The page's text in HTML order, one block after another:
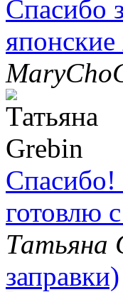
Спасибо
Спасибо!
готовлю
Татьяна
заправки)